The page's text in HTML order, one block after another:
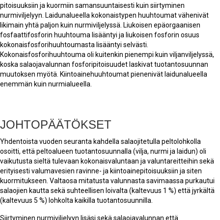
pitoisuuksiin ja kuormiin samansuuntaisesti kuin siirtyminen
nurmiviljelyyn. Laidunalueella kokonaistypen huuhtoumat vähenivät
likimain yhtä paljon kuin nurmiviljelyssä. Liukoisen epäorgaanisen
fosfaattifosforin huuhtouma lisääntyi ja liukoisen fosforin osuus
kokonaisfosforihuuhtoumasta lisääntyi selvästi.
Kokonaisfosforihuuhtouma oli kuitenkin pienempi kuin viljanviljelyssä,
koska salaojavalunnan fosforipitoisuudet laskivat tuotantosuunnan
muutoksen myötä. Kiintoainehuuhtoumat pienenivät laidunalueella
enemmän kuin nurmialueella.
JOHTOPÄÄTÖKSET
Yhdentoista vuoden seuranta kahdella salaojitetulla peltolohkolla
osoitti, että peltoalueen tuotantosuunnalla (vilja, nurmi ja laidun) oli
vaikutusta sieltä tulevaan kokonaisvaluntaan ja valuntareitteihin sekä
erityisesti valumavesien ravinne- ja kiintoainepitoisuuksiin ja siten
kuormitukseen. Valtaosa mitatusta valunnasta savimaassa purkautui
salaojien kautta sekä suhteellisen loivalta (kaltevuus 1 %) että jyrkältä
(kaltevuus 5 %) lohkolta kaikilla tuotantosuunnilla.
Siirtyminen nurmiviljelyyn lisäsi sekä salaojavalunnan että